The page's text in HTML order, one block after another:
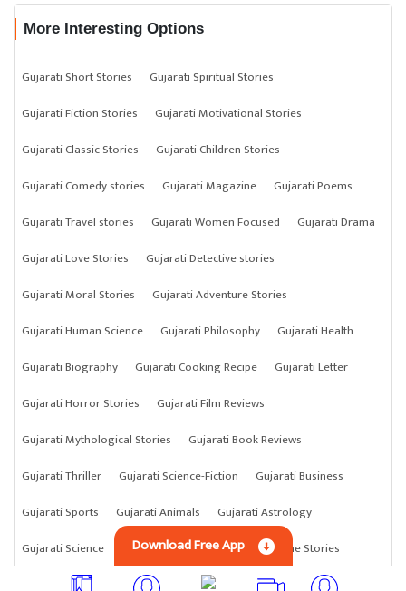
More Interesting Options
Gujarati Short Stories
Gujarati Spiritual Stories
Gujarati Fiction Stories
Gujarati Motivational Stories
Gujarati Classic Stories
Gujarati Children Stories
Gujarati Comedy stories
Gujarati Magazine
Gujarati Poems
Gujarati Travel stories
Gujarati Women Focused
Gujarati Drama
Gujarati Love Stories
Gujarati Detective stories
Gujarati Moral Stories
Gujarati Adventure Stories
Gujarati Human Science
Gujarati Philosophy
Gujarati Health
Gujarati Biography
Gujarati Cooking Recipe
Gujarati Letter
Gujarati Horror Stories
Gujarati Film Reviews
Gujarati Mythological Stories
Gujarati Book Reviews
Gujarati Thriller
Gujarati Science-Fiction
Gujarati Business
Gujarati Sports
Gujarati Animals
Gujarati Astrology
Gujarati Science
Gujarati Anything Gujarati Crime Stories
Download Free App